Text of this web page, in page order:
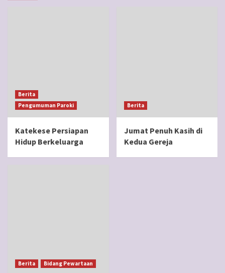
Berita
Pengumuman Paroki
Katekese Persiapan
Hidup Berkeluarga
Berita
Jumat Penuh Kasih di
Kedua Gereja
Berita Bidang Pewartaan